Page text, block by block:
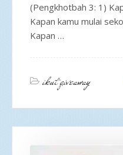
(Pengkhotbah 3: 1)
Kapan kamu mulai
Kapan …
ikut giveaway